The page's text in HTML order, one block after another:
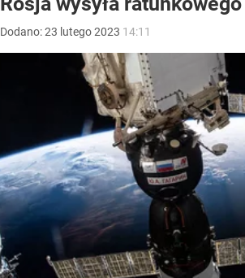
Dodano:23 lutego2023 14:11